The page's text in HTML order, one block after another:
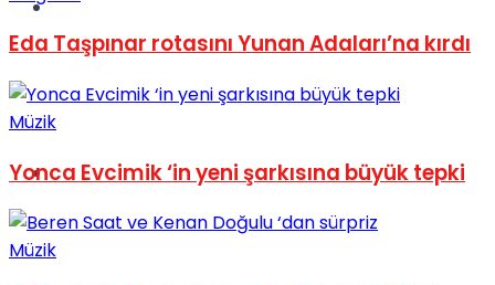
Spor
Podcast
Eda Taşpınar rotasını Yunan Adaları’na kırdı
Müzik
Yonca Evcimik ‘in yeni şarkısına büyük tepki
Müzik